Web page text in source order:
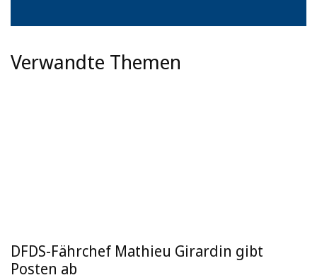
Verwandte Themen
DFDS-Fährchef Mathieu Girardin gibt
Posten ab